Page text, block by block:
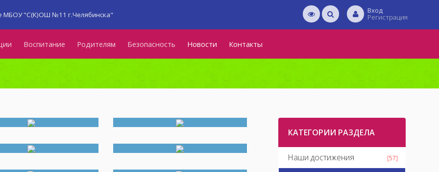
МБОУ "С(К)ОШ №11 г.Челябинска" Вход
Регистрация
Воспитание Родителям Безопасность Новости Контакты
КАТЕГОРИИ РАЗДЕЛА
Наши достижения [57]